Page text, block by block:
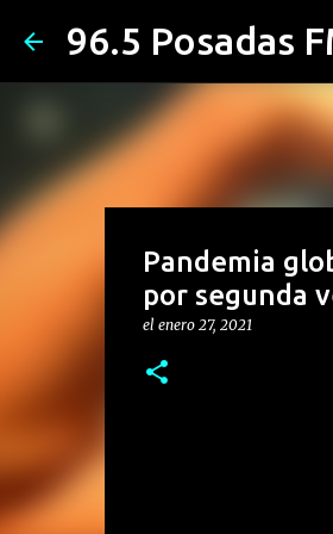
96.5 Posadas
Pandemia
por segunda
el enero 27, 2021